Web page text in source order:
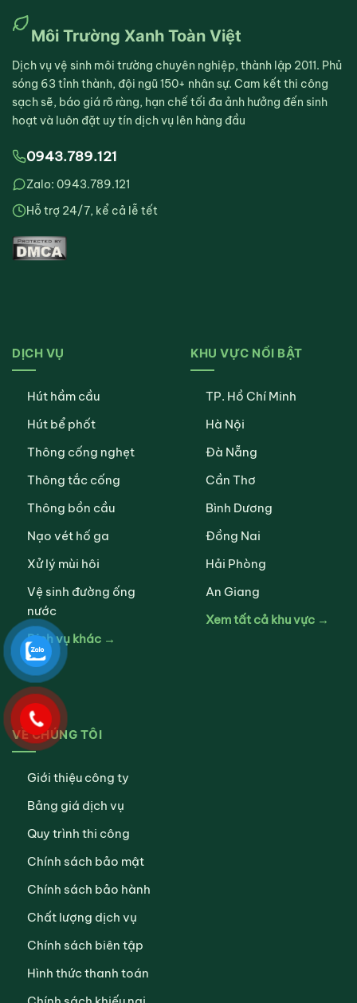
Môi Trường Xanh Toàn Việt
Dịch vụ vệ sinh môi trường chuyên nghiệp, thành lập 2011. Phủ
sóng 63 tỉnh thành, đội ngũ 150+ nhân sự. Cam kết thi công
sạch sẽ, báo giá rõ ràng, hạn chế tối đa ảnh hưởng đến sinh
hoạt và luôn đặt uy tín dịch vụ lên hàng đầu
0943.789.121
Zalo: 0943.789.121
Hỗ trợ 24/7, kể cả lễ tết
DỊCH VỤ
Hút hầm cầu
Hút bể phốt
Thông cống nghẹt
Thông tắc cống
Thông bồn cầu
Nạo vét hố ga
Xử lý mùi hôi
Vệ sinh đường ống
nước
Dịch vụ khác →
KHU VỰC NỔI BẬT
TP. Hồ Chí Minh
Hà Nội
Đà Nẵng
Cần Thơ
Bình Dương
Đồng Nai
Hải Phòng
An Giang
Xem tất cả khu vực →
VỀ CHÚNG TÔI
Giới thiệu công ty
Bảng giá dịch vụ
Quy trình thi công
Chính sách bảo mật
Chính sách bảo hành
Chất lượng dịch vụ
Chính sách biên tập
Hình thức thanh toán